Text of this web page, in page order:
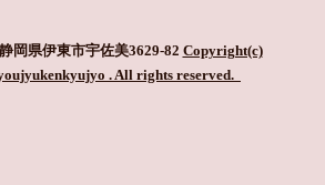
岡県伊東市宇佐美3629-82 Copyright(c)
. All rights reserved.